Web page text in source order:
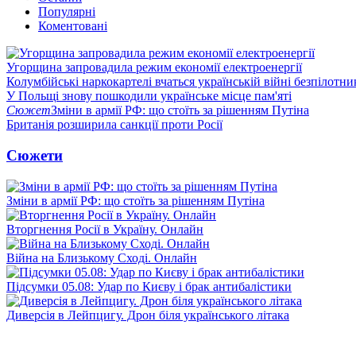
Популярні
Коментовані
Угорщина запровадила режим економії електроенергії
Колумбійські наркокартелі вчаться українській війні
У Польщі знову пошкодили українське місце пам'яті
СюжетЗміни в армії РФ: що стоїть за рішенням Путіна
Британія розширила санкції проти Росії
Сюжети
Зміни в армії РФ: що стоїть за рішенням Путіна
Вторгнення Росії в Україну. Онлайн
Війна на Близькому Сході. Онлайн
Підсумки 05.08: Удар по Києву і брак антибалістики
Диверсія в Лейпцигу. Дрон біля українського літака